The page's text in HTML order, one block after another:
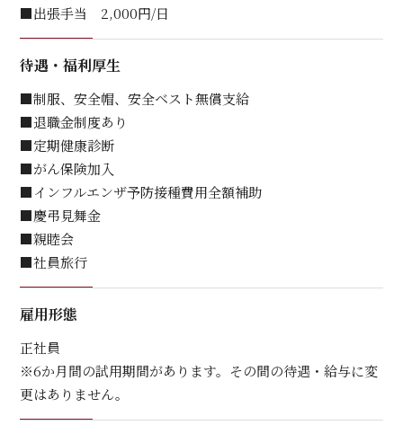
■出張手当 2,000円/日
待遇・福利厚生
■制服、安全帽、安全ベスト無償支給
■退職金制度あり
■定期健康診断
■がん保険加入
■インフルエンザ予防接種費用全額補助
■慶弔見舞金
■親睦会
■社員旅行
雇用形態
正社員
※6か月間の試用期間があります。その間の待遇・給与に変
更はありません。